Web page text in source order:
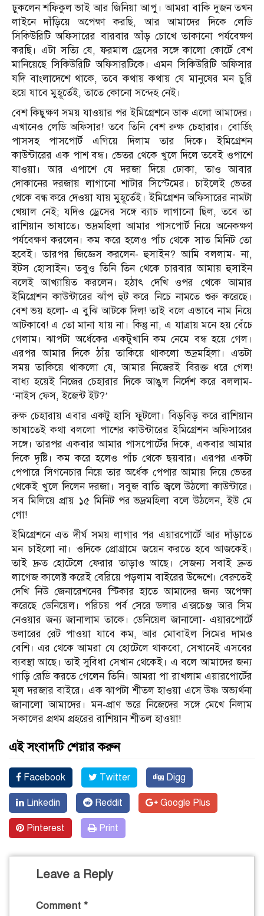
ঢুকলেন শফিকুল ভাই আর জিনিয়া আপু। আমরা বাকি দুজন তখন
লাইনে দাঁড়িয়ে অপেক্ষা করছি, আর আমাদের দিকে লেডি
সিকিউরিটি অফিসারের বারবার আঁড় চোখে তাকানো পর্যবেক্ষণ
করছি। এটা সত্যি যে, ফরমাল ড্রেসের সঙ্গে কালো কোর্টে বেশ
মানিয়েছে সিকিউরিটি অফিসারটিকে। এমন সিকিউরিটি অফিসার
যদি বাংলাদেশে থাকে, তবে কথায় কথায় যে মানুষের মন চুরি
হয়ে যাবে মুহূর্তেই, তাতে কোনো সন্দেহ নেই।
বেশ কিছুক্ষণ সময় যাওয়ার পর ইমিগ্রেশনে ডাক এলো আমাদের।
এখানেও লেডি অফিসার! তবে তিনি বেশ রুক্ষ চেহারার। বোর্ডিং
পাসসহ পাসপোর্ট এগিয়ে দিলাম তার দিকে। ইমিগ্রেশন
কাউন্টারের এক পাশ বন্ধ। ভেতর থেকে খুলে দিলে তবেই ওপাশে
যাওয়া। আর এপাশে যে দরজা দিয়ে ঢোকা, তাও আবার
দোকানের দরজায় লাগানো শাটার সিস্টেমের। চাইলেই ভেতর
থেকে বন্ধ করে দেওয়া যায় মুহূর্তেই। ইমিগ্রেশন অফিসারের নামটা
খেয়াল নেই; যদিও ড্রেসের সঙ্গে ব্যাচ লাগানো ছিল, তবে তা
রাশিয়ান ভাষাতে। ভদ্রমহিলা আমার পাসপোর্ট নিয়ে অনেকক্ষণ
পর্যবেক্ষণ করলেন। কম করে হলেও পাঁচ থেকে সাত মিনিট তো
হবেই। তারপর জিজ্ঞেস করলেন- হুসাইন? আমি বললাম- না,
ইটস হোসাইন। তবুও তিনি তিন থেকে চারবার আমায় হুসাইন
বলেই আখ্যায়িত করলেন। হঠাৎ দেখি ওপর থেকে আমার
ইমিগ্রেশন কাউন্টারের ঝাঁপ হুট করে নিচে নামতে শুরু করেছে।
বেশ ভয় হলো- এ বুঝি আটকে দিল! তাই বলে এভাবে নাম নিয়ে
আটকাবে! এ তো মানা যায় না। কিন্তু না, এ যাত্রায় মনে হয় বেঁচে
গেলাম। ঝাপটা অর্ধেকের একটুখানি কম নেমে বন্ধ হয়ে গেল।
এরপর আমার দিকে ঠাঁয় তাকিয়ে থাকলো ভদ্রমহিলা। এতটা
সময় তাকিয়ে থাকলো যে, আমার নিজেরই বিরক্ত ধরে গেল!
বাধ্য হয়েই নিজের চেহারার দিকে আঙুল নির্দেশ করে বললাম-
‘নাইস ফেস, ইজেন্ট ইট?’
রুক্ষ চেহারায় এবার একটু হাসি ফুটলো। বিড়বিড় করে রাশিয়ান
ভাষাতেই কথা বললো পাশের কাউন্টারের ইমিগ্রেশন অফিসারের
সঙ্গে। তারপর একবার আমার পাসপোর্টের দিকে, একবার আমার
দিকে দৃষ্টি। কম করে হলেও পাঁচ থেকে ছয়বার। এরপর একটা
পেপারে সিগনেচার নিয়ে তার অর্ধেক পেপার আমায় দিয়ে ভেতর
থেকেই খুলে দিলেন দরজা। সবুজ বাতি জ্বলে উঠলো কাউন্টারে।
সব মিলিয়ে প্রায় ১৫ মিনিট পর ভদ্রমহিলা বলে উঠলেন, ইউ মে
গো!
ইমিগ্রেশনে এত দীর্ঘ সময় লাগার পর এয়ারপোর্টে আর দাঁড়াতে
মন চাইলো না। ওদিকে প্রোগ্রামে জয়েন করতে হবে আজকেই।
তাই দ্রুত হোটেলে ফেরার তাড়াও আছে। সেজন্য সবাই দ্রুত
লাগেজ কালেক্ট করেই বেরিয়ে পড়লাম বাইরের উদ্দেশে। বেরুতেই
দেখি নিউ জেনারেশনের স্টিকার হাতে আমাদের জন্য অপেক্ষা
করেছে ডেনিয়েল। পরিচয় পর্ব সেরে ডলার এক্সচেঞ্জ আর সিম
নেওয়ার জন্য জানালাম তাকে। ডেনিয়েল জানালো- এয়ারপোর্টে
ডলারের রেট পাওয়া যাবে কম, আর মোবাইল সিমের দামও
বেশি। এর থেকে আমরা যে হোটেলে থাকবো, সেখানেই এসবের
ব্যবস্থা আছে। তাই সুবিধা সেখান থেকেই। এ বলে আমাদের জন্য
গাড়ি রেডি করতে গেলেন তিনি। আমরা পা রাখলাম এয়ারপোর্টের
মূল দরজার বাইরে। এক ঝাপটা শীতল হাওয়া এসে উষ্ণ অভ্যর্থনা
জানালো আমাদের। মন-প্রাণ ভরে নিজেদের সঙ্গে মেখে নিলাম
সকালের প্রথম প্রহরের রাশিয়ান শীতল হাওয়া!
এই সংবাদটি শেয়ার করুন
Facebook Twitter Digg
Linkedin Reddit Google Plus
Pinterest Print
Leave a Reply
Comment *